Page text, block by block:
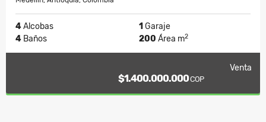
4Alcobas 1 Garaje
4 Baños 200 Área m2
Venta
$1.400.000.000COP